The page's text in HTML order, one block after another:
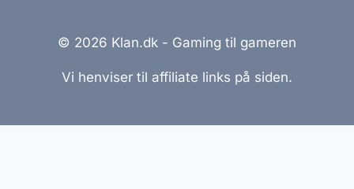
© 2026 Klan.dk - Gaming til gameren
Vi henviser til affiliate links på siden.